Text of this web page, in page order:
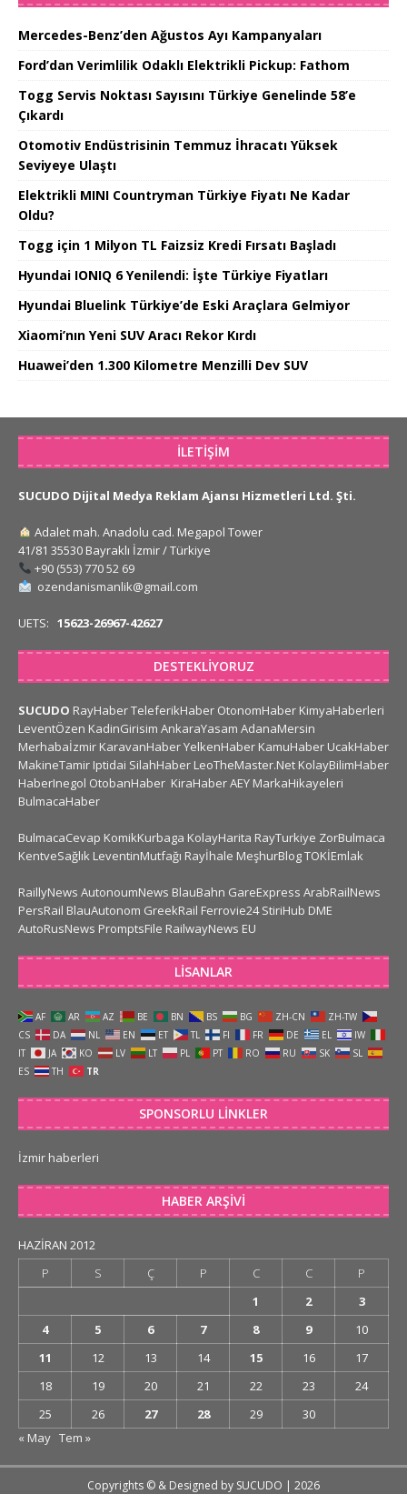
Mercedes-Benz’den Ağustos Ayı Kampanyaları
Ford’dan Verimlilik Odaklı Elektrikli Pickup: Fathom
Togg Servis Noktası Sayısını Türkiye Genelinde 58’e
Çıkardı
Otomotiv Endüstrisinin Temmuz İhracatı Yüksek
Seviyeye Ulaştı
Elektrikli MINI Countryman Türkiye Fiyatı Ne Kadar
Oldu?
Togg için 1 Milyon TL Faizsiz Kredi Fırsatı Başladı
Hyundai IONIQ 6 Yenilendi: İşte Türkiye Fiyatları
Hyundai Bluelink Türkiye’de Eski Araçlara Gelmiyor
Xiaomi’nın Yeni SUV Aracı Rekor Kırdı
Huawei’den 1.300 Kilometre Menzilli Dev SUV
İLETIŞIM
SUCUDO Dijital Medya Reklam Ajansı Hizmetleri Ltd. Şti.
Adalet mah. Anadolu cad. Megapol Tower
41/81 35530 Bayraklı İzmir / Türkiye
+90 (553) 770 52 69
ozendanismanlik@gmail.com
UETS: 15623-26967-42627
DESTEKLIYORUZ
SUCUDO RayHaberTeleferikHaber OtonomHaber KimyaHaberleri
LeventÖzen KadinGirisim AnkaraYasam AdanaMersin
Merhabaİzmir KaravanHaberYelkenHaber KamuHaber UcakHaber
MakineTamir Iptidai SilahHaber LeoTheMaster.Net KolayBilimHaber
HaberInegol OtobanHaber KiraHaberAEY MarkaHikayeleri
BulmacaHaber
BulmacaCevap KomikKurbaga KolayHarita RayTurkiye ZorBulmaca
KentveSağlık LeventinMutfağı Rayİhale MeşhurBlogTOKİEmlak
RaillyNews AutonoumNews BlauBahn GareExpress ArabRailNews
PersRail BlauAutonom GreekRail Ferrovie24 StiriHub DME
AutoRusNews PromptsFile RailwayNews EU
LISANLAR
AF AR AZ BE BN BS BG ZH-CN
ZH-TW
CS
DA NL EN ET TL FI FR DE EL
IW
IT
JA KO LV LT PL PT RO RU SK
SL
ES
TH TR
SPONSORLU LINKLER
İzmir haberleri
HABER ARŞIVI
HAZIRAN 2012
P
S Ç P C C
P
1
2
3
4
5 6 7 8 9
10
11
12 13 14 15 16
17
18
19 20 21 22 23
24
25
26 27 28 29
30
« May Tem »
Copyrights © & Designed by SUCUDO | 2026